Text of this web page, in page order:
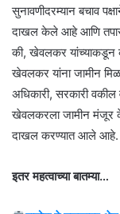
सुनावणीदरम्यान बचाव
दाखल केले आहे आणि तपास
की, खेवलकर यांच्याकडून
खेवलकर यांना जामीन
अधिकारी, सरकारी वकील
खेवलकरला जामीन मंजूर
दाखल करण्यात आले आहे.
इतर महत्वाच्या बातम्या…